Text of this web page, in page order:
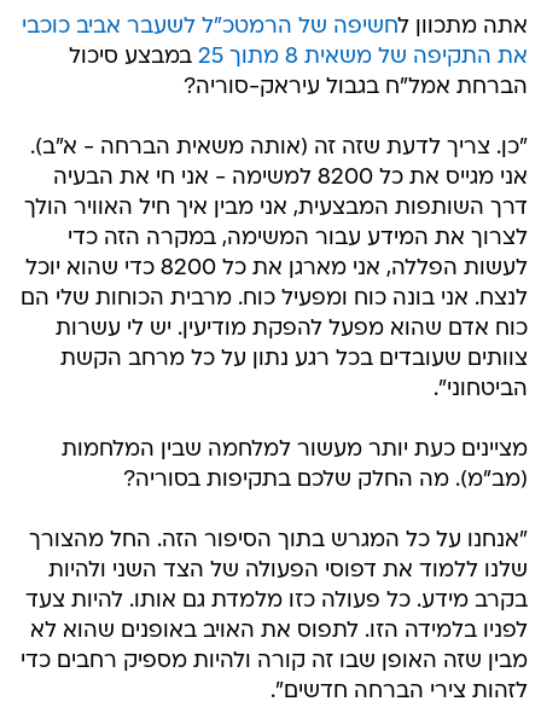
אתה מתכוון לחשיפה של הרמטכ"ל לשעבר אביב כוכבי
את התקיפה של משאית 8 מתוך 25
במבצע סיכול
הברחת אמל"ח בגבול עיראק-סוריה?
"כן. צריך לדעת שזה זה (אותה משאית הברחה - א"ב).
אני מגייס את כל 8200 למשימה - אני חי את הבעיה
דרך השותפות המבצעית, אני מבין איך חיל האוויר הולך
לצרוך את המידע עבור המשימה, במקרה הזה כדי
לעשות הפללה, אני מארגן את כל 8200 כדי שהוא יוכל
לנצח. אני בונה כוח ומפעיל כוח. מרבית הכוחות שלי הם
כוח אדם שהוא מפעל להפקת מודיעין. יש לי עשרות
צוותים שעובדים בכל רגע נתון על כל מרחב הקשת
הביטחוני".
מציינים כעת יותר מעשור למלחמה שבין המלחמות
(מב"מ). מה החלק שלכם בתקיפות בסוריה?
"אנחנו על כל המגרש בתוך הסיפור הזה. החל מהצורך
שלנו ללמוד את דפוסי הפעולה של הצד השני ולהיות
בקרב מידע. כל פעולה כזו מלמדת גם אותו. להיות צעד
לפניו בלמידה הזו. לתפוס את האויב באופנים שהוא לא
מבין שזה האופן שבו זה קורה ולהיות מספיק רחבים כדי
לזהות צירי הברחה חדשים".